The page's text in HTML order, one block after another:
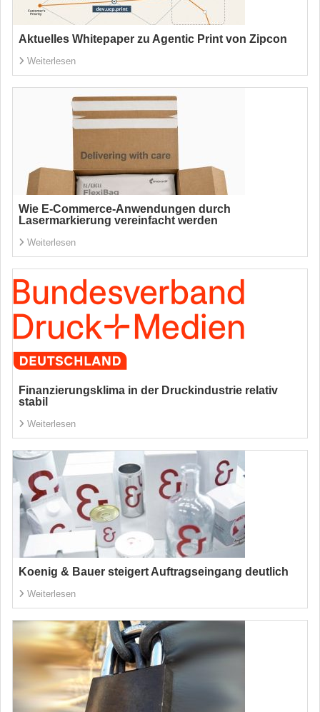
Aktuelles Whitepaper zu Agentic Print von Zipcon
Weiterlesen
Wie E-Commerce-Anwendungen durch
Lasermarkierung vereinfacht werden
Weiterlesen
Finanzierungsklima in der Druckindustrie relativ
stabil
Weiterlesen
Koenig & Bauer steigert Auftragseingang deutlich
Weiterlesen